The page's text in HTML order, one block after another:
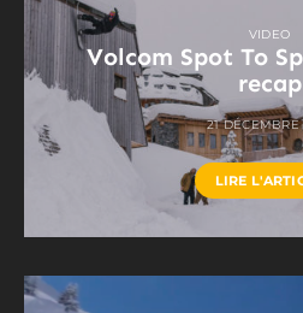
VIDEO
Volcom Spot To
recap
21 DÉCEMBRE
LIRE